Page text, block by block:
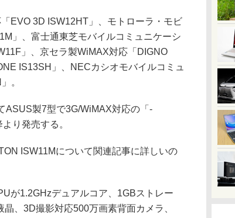
EVO 3D ISW12HT」、モトローラ・モビ
」、富士通東芝モバイルコミュニケーシ
」、京セラ製WiMAX対応「DIGNO
IS13SH」、NECカシオモバイルコミュ
。
製7型で3G/WiMAX対応の「-
り発売する。
ISW11Mについて関連記事に詳しいの
が1.2GHzデュアルコア、1GBストレー
、3D撮影対応500万画素背面カメラ、